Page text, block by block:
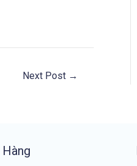
Next Post →
Hàng